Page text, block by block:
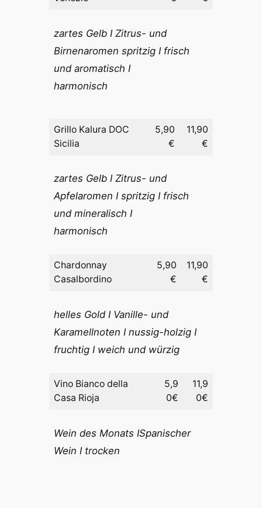
zartes Gelb I Zitrus- und
Birnenaromen spritzig I frisch
und aromatisch I
harmonisch
Grillo Kalura DOC
Sicilia
5,90
€
11,90
€
zartes Gelb I Zitrus- und
Apfelaromen I spritzig I frisch
und mineralisch I
harmonisch
Chardonnay
Casalbordino
5,90
€
11,90
€
helles Gold I Vanille- und
Karamellnoten I nussig-holzig I
fruchtig I weich und würzig
Vino Bianco della
Casa Rioja
5,9
0€
11,9
0€
Wein des Monats ISpanischer
Wein I trocken